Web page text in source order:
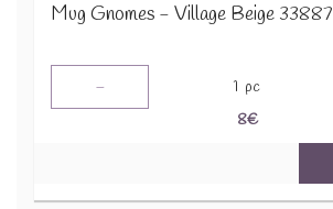
Mug Gnomes - Village Beige 33887
- 1 pc
8€